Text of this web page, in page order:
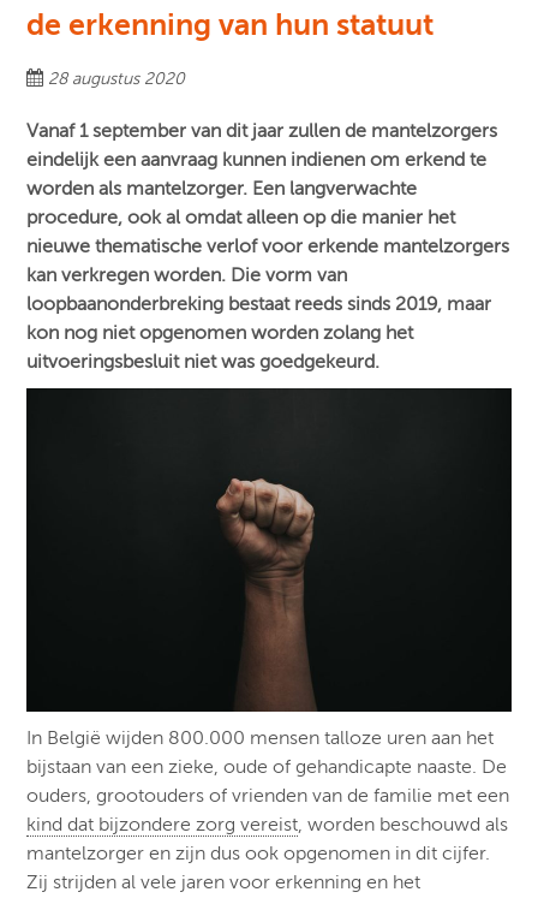
de erkenning van hun statuut
28 augustus 2020
Vanaf 1 september van dit jaar zullen de mantelzorgers
eindelijk een aanvraag kunnen indienen om erkend te
worden als mantelzorger. Een langverwachte
procedure, ook al omdat alleen op die manier het
nieuwe thematische verlof voor erkende mantelzorgers
kan verkregen worden. Die vorm van
loopbaanonderbreking bestaat reeds sinds 2019, maar
kon nog niet opgenomen worden zolang het
uitvoeringsbesluit niet was goedgekeurd.
In België wijden 800.000 mensen talloze uren aan het
bijstaan van een zieke, oude of gehandicapte naaste. De
ouders, grootouders of vrienden van de familie met een
kind dat bijzondere zorg vereist, worden beschouwd als
mantelzorger en zijn dus ook opgenomen in dit cijfer.
Zij strijden al vele jaren voor erkenning en het